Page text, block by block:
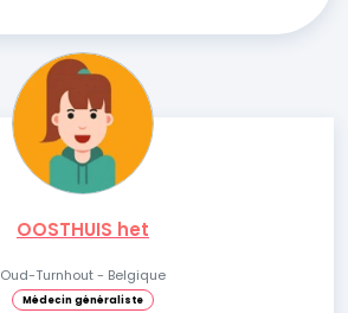
OOSTHUIS het
Oud-Turnhout - Belgique
Médecin généraliste